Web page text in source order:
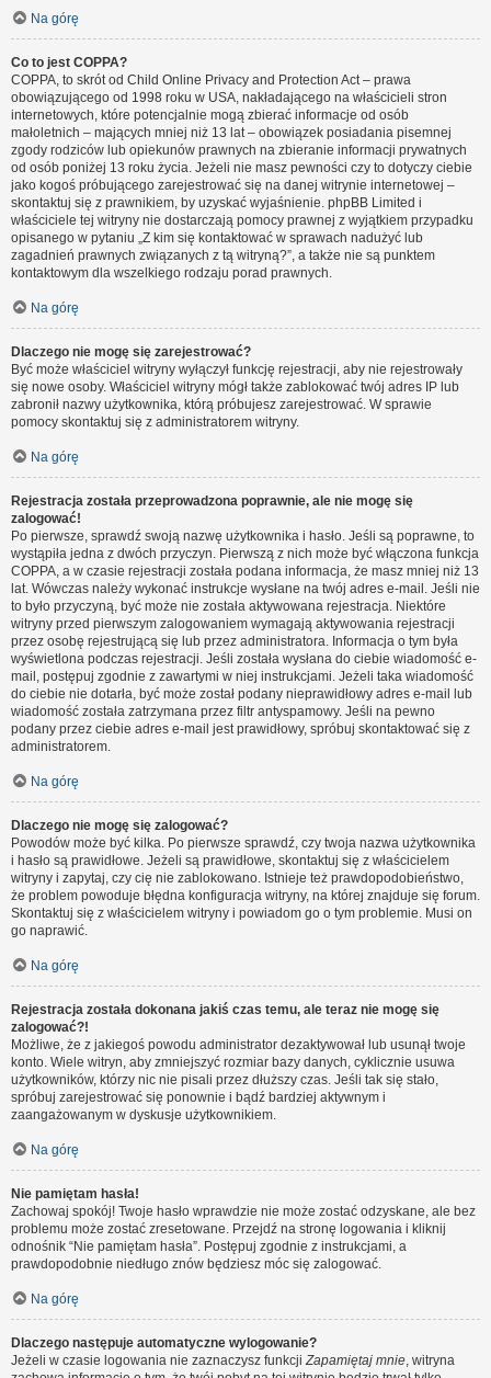
Na górę
Co to jest COPPA?
COPPA, to skrót od Child Online Privacy and Protection Act – prawa
obowiązującego od 1998 roku w USA, nakładającego na właścicieli stron
internetowych, które potencjalnie mogą zbierać informacje od osób
małoletnich – mających mniej niż 13 lat – obowiązek posiadania pisemnej
zgody rodziców lub opiekunów prawnych na zbieranie informacji prywatnych
od osób poniżej 13 roku życia. Jeżeli nie masz pewności czy to dotyczy ciebie
jako kogoś próbującego zarejestrować się na danej witrynie internetowej –
skontaktuj się z prawnikiem, by uzyskać wyjaśnienie. phpBB Limited i
właściciele tej witryny nie dostarczają pomocy prawnej z wyjątkiem przypadku
opisanego w pytaniu „Z kim się kontaktować w sprawach nadużyć lub
zagadnień prawnych związanych z tą witryną?”, a także nie są punktem
kontaktowym dla wszelkiego rodzaju porad prawnych.
Na górę
Dlaczego nie mogę się zarejestrować?
Być może właściciel witryny wyłączył funkcję rejestracji, aby nie rejestrowały
się nowe osoby. Właściciel witryny mógł także zablokować twój adres IP lub
zabronił nazwy użytkownika, którą próbujesz zarejestrować. W sprawie
pomocy skontaktuj się z administratorem witryny.
Na górę
Rejestracja została przeprowadzona poprawnie, ale nie mogę się
zalogować!
Po pierwsze, sprawdź swoją nazwę użytkownika i hasło. Jeśli są poprawne, to
wystąpiła jedna z dwóch przyczyn. Pierwszą z nich może być włączona funkcja
COPPA, a w czasie rejestracji została podana informacja, że masz mniej niż 13
lat. Wówczas należy wykonać instrukcje wysłane na twój adres e-mail. Jeśli nie
to było przyczyną, być może nie została aktywowana rejestracja. Niektóre
witryny przed pierwszym zalogowaniem wymagają aktywowania rejestracji
przez osobę rejestrującą się lub przez administratora. Informacja o tym była
wyświetlona podczas rejestracji. Jeśli została wysłana do ciebie wiadomość e-
mail, postępuj zgodnie z zawartymi w niej instrukcjami. Jeżeli taka wiadomość
do ciebie nie dotarła, być może został podany nieprawidłowy adres e-mail lub
wiadomość została zatrzymana przez filtr antyspamowy. Jeśli na pewno
podany przez ciebie adres e-mail jest prawidłowy, spróbuj skontaktować się z
administratorem.
Na górę
Dlaczego nie mogę się zalogować?
Powodów może być kilka. Po pierwsze sprawdź, czy twoja nazwa użytkownika
i hasło są prawidłowe. Jeżeli są prawidłowe, skontaktuj się z właścicielem
witryny i zapytaj, czy cię nie zablokowano. Istnieje też prawdopodobieństwo,
że problem powoduje błędna konfiguracja witryny, na której znajduje się forum.
Skontaktuj się z właścicielem witryny i powiadom go o tym problemie. Musi on
go naprawić.
Na górę
Rejestracja została dokonana jakiś czas temu, ale teraz nie mogę się
zalogować?!
Możliwe, że z jakiegoś powodu administrator dezaktywował lub usunął twoje
konto. Wiele witryn, aby zmniejszyć rozmiar bazy danych, cyklicznie usuwa
użytkowników, którzy nic nie pisali przez dłuższy czas. Jeśli tak się stało,
spróbuj zarejestrować się ponownie i bądź bardziej aktywnym i
zaangażowanym w dyskusje użytkownikiem.
Na górę
Nie pamiętam hasła!
Zachowaj spokój! Twoje hasło wprawdzie nie może zostać odzyskane, ale bez
problemu może zostać zresetowane. Przejdź na stronę logowania i kliknij
odnośnik “Nie pamiętam hasła”. Postępuj zgodnie z instrukcjami, a
prawdopodobnie niedługo znów będziesz móc się zalogować.
Na górę
Dlaczego następuje automatyczne wylogowanie?
Jeżeli w czasie logowania nie zaznaczysz funkcjiZapamiętaj mnie, witryna